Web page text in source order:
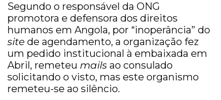
Segundo o responsável da ONG
promotora e defensora dos direitos
humanos em Angola, por “inoperância” do
site de agendamento, a organização fez
um pedido institucional à embaixada em
Abril, remeteu mails ao consulado
solicitando o visto, mas este organismo
remeteu-se ao silêncio.